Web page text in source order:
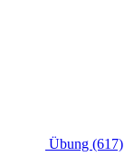
Übung (617)